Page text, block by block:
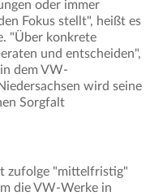
oder immer
Fokus stellt", heißt es
"Über konkrete
und entscheiden",
dem VW-
wird seine
Sorgfalt
zufolge "mittelfristig"
die VW-Werke in